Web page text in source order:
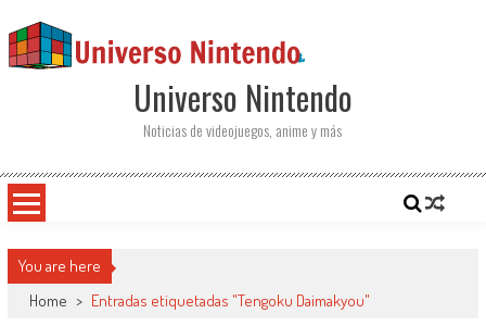
Universo Nintendo
Noticias de videojuegos, anime y más
You are here
Home > Entradas etiquetadas "Tengoku Daimakyou"